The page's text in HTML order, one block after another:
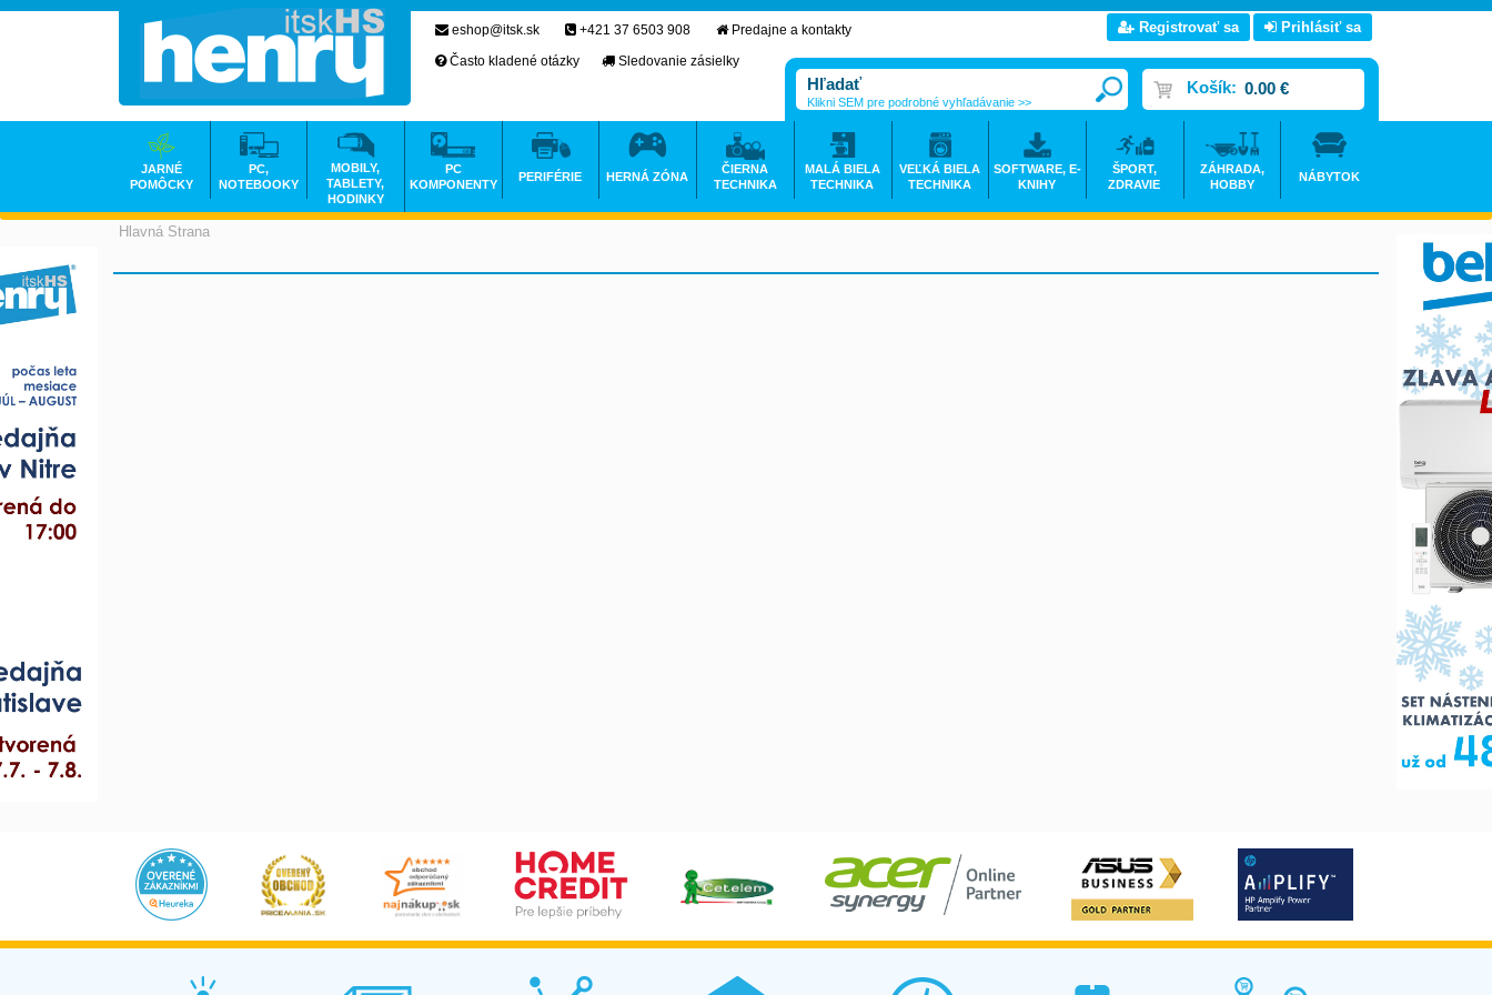
Hlavná Strana
eshop@itsk.sk +421 37 6503 908
Predajne a kontakty
Často kladené otázky
Sledovanie zásielky
Registrovať sa Prihlásiť sa
Košík: 0.00 €
Klikni SEM pre podrobné vyhľadávanie >>
JARNÉ
POMÔCKY
PC,
NOTEBOOKY
MOBILY,
TABLETY,
HODINKY
PC
KOMPONENTY
PERIFÉRIE HERNÁ ZÓNA
ČIERNA
TECHNIKA
MALÁ BIELA
TECHNIKA
VEĽKÁ BIELA
TECHNIKA
SOFTWARE, E-
KNIHY
ŠPORT,
ZDRAVIE
ZÁHRADA,
HOBBY
NÁBYTOK